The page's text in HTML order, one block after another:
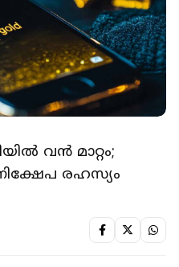
വന്‍ മാറ്റം;
രഹസ്യം